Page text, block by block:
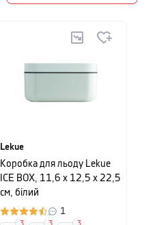
Lekue
Коробка для льоду Lekue
ICE BOX, 11,6 х 12,5 х 22,5
см, білий
1
3 3 3